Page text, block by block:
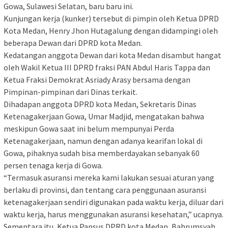
Gowa, Sulawesi Selatan, baru baru ini.
Kunjungan kerja (kunker) tersebut di pimpin oleh Ketua DPRD
Kota Medan, Henry Jhon Hutagalung dengan didampingi oleh
beberapa Dewan dari DPRD kota Medan.
Kedatangan anggota Dewan dari kota Medan disambut hangat
oleh Wakil Ketua III DPRD fraksi PAN Abdul Haris Tappa dan
Ketua Fraksi Demokrat Asriady Arasy bersama dengan
Pimpinan-pimpinan dari Dinas terkait.
Dihadapan anggota DPRD kota Medan, Sekretaris Dinas
Ketenagakerjaan Gowa, Umar Madjid, mengatakan bahwa
meskipun Gowa saat ini belum mempunyai Perda
Ketenagakerjaan, namun dengan adanya kearifan lokal di
Gowa, pihaknya sudah bisa memberdayakan sebanyak 60
persen tenaga kerja di Gowa.
“Termasuk asuransi mereka kami lakukan sesuai aturan yang
berlaku di provinsi, dan tentang cara penggunaan asuransi
ketenagakerjaan sendiri digunakan pada waktu kerja, diluar dari
waktu kerja, harus menggunakan asuransi kesehatan,” ucapnya.